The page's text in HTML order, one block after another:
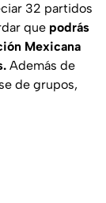
32 partidos
que podrás
Mexicana
Además de
de grupos,